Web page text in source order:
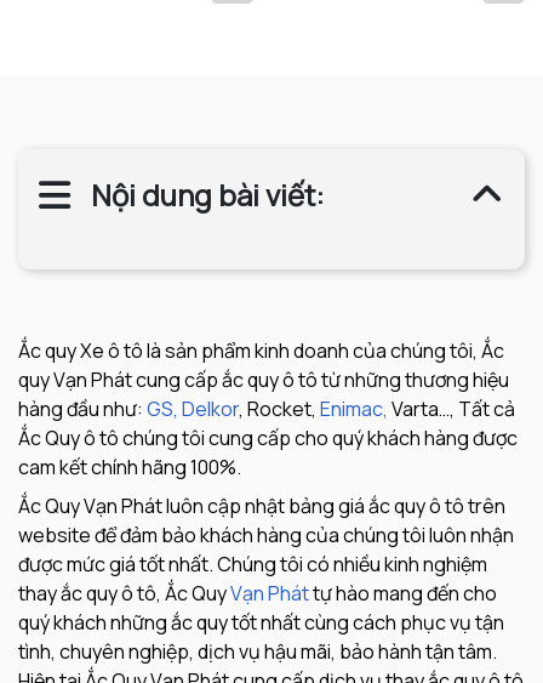
Nội dung bài viết:
Ắc quy Xe ô tô là sản phẩm kinh doanh của chúng tôi, Ắc
quy Vạn Phát cung cấp ắc quy ô tô từ những thương hiệu
hàng đầu như: GS, Delkor, Rocket, Enimac, Varta…, Tất cả
Ắc Quy ô tô chúng tôi cung cấp cho quý khách hàng được
cam kết chính hãng 100%.
Ắc Quy Vạn Phát luôn cập nhật bảng giá ắc quy ô tô trên
website để đảm bảo khách hàng của chúng tôi luôn nhận
được mức giá tốt nhất. Chúng tôi có nhiều kinh nghiệm
thay ắc quy ô tô, Ắc QuyVạn Pháttự hào mang đến cho
quý khách những ắc quy tốt nhất cùng cách phục vụ tận
tình, chuyên nghiệp, dịch vụ hậu mãi, bảo hành tận tâm.